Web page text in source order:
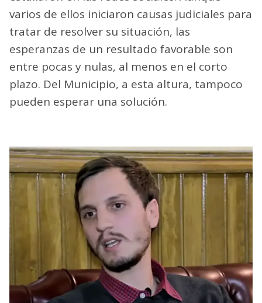
varios de ellos iniciaron causas judiciales para
tratar de resolver su situación, las
esperanzas de un resultado favorable son
entre pocas y nulas, al menos en el corto
plazo. Del Municipio, a esta altura, tampoco
pueden esperar una solución.